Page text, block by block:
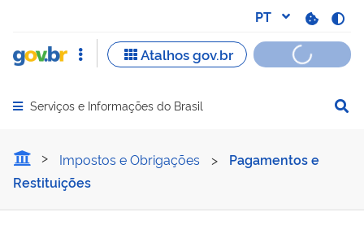
Abrir menu principal de navegação
Serviços e Informações do Brasil
Compensar tributos
Impostos e Obrigações >
Pagamentos e
Restituições